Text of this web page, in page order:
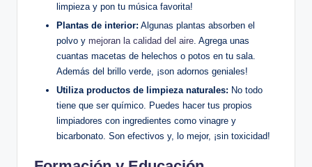
limpieza y pon tu​ música favorita!
Plantas de interior: Algunas plantas absorben el
polvo​ y mejoran la calidad del aire . Agrega unas
cuantas macetas de helechos o​ potos en tu sala.
Además del brillo verde, ¡son ⁣adornos geniales!
Utiliza productos de limpieza⁢ naturales: No todo
tiene que ser ​químico. Puedes hacer tus propios
limpiadores⁤ con ingredientes como vinagre y
bicarbonato. Son efectivos ‌y, lo mejor, ¡sin toxicidad!